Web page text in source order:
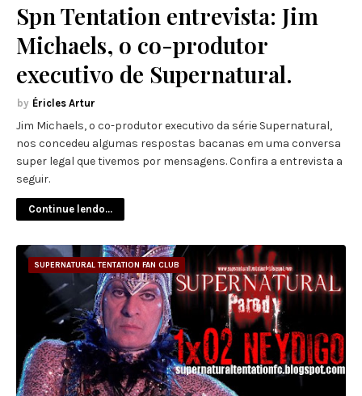
Spn Tentation entrevista: Jim
Michaels, o co-produtor
executivo de Supernatural.
Éricles Artur
Jim Michaels, o co-produtor executivo da série Supernatural,
nos concedeu algumas respostas bacanas em uma conversa
super legal que tivemos por mensagens. Confira a entrevista a
seguir.
Continue lendo...
SUPERNATURAL TENTATION FAN CLUB